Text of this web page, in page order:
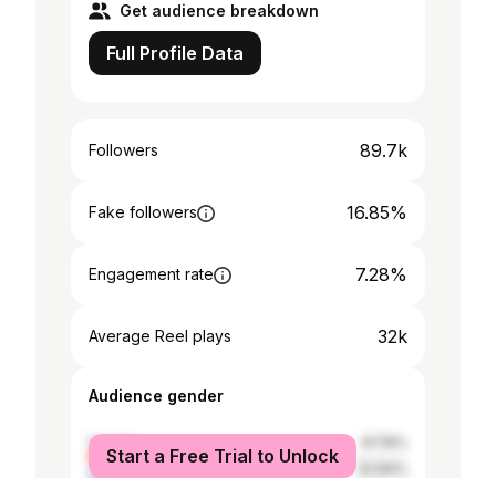
Get audience breakdown
Full Profile Data
Followers 89.7k
Fake followers 16.85%
Engagement rate 7.28%
Average Reel plays 32k
Audience gender
female
male
Start a Free Trial to Unlock